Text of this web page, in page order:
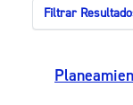
Filtrar